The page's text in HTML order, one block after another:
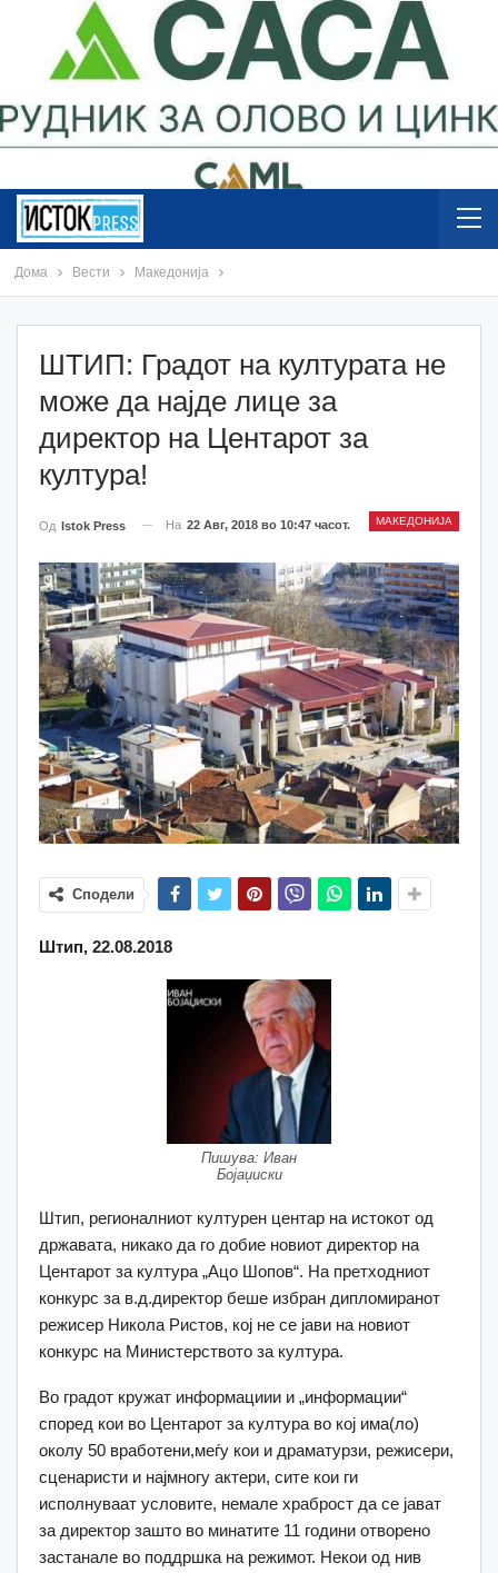
Дома Вести Македонија
ШТИП: Градот на културата не
може да најде лице за
директор на Центарот за
култура!
МАКЕДОНИЈА
Од Istok Press На 22 Авг, 2018 во 10:47 часот.
Сподели
Штип, 22.08.2018
Пишува: Иван
Бојаџиски
Штип, регионалниот културен центар на истокот од
државата, никако да го добие новиот директор на
Центарот за култура „Ацо Шопов“. На претходниот
конкурс за в.д.директор беше избран дипломиранот
режисер Никола Ристов, кој не се јави на новиот
конкурс на Министерството за култура.
Во градот кружат информациии и „информации“
според кои во Центарот за култура во кој има(ло)
околу 50 вработени,меѓу кои и драматурзи, режисери,
сценаристи и најмногу актери, сите кои ги
исполнуваат условите, немале храброст да се јават
за директор зашто во минатите 11 години отворено
застанале во поддршка на режимот. Некои од нив